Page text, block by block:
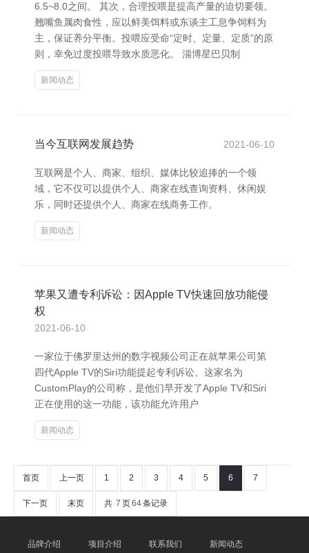
6.5~8.0之间。 其次，合理投喂是提高产量的迫切要领。
翘嘴鱼属肉食性，应以鲜美饵料或东谈主工息争饲料为
主，保证养分平衡。投喂应受命“定时、定量、定质”的原
则，幸免过度投喂导致水质恶化。 淄博星巴贝制
新闻动态
当今互联网发展趋势 2021-06-10
互联网是个人、商家、组织、媒体比较追捧的一个领
域，它不仅可以提供个人、商家在线查询资料、休闲娱
乐，同时还提供个人、商家在线商务工作。
新闻动态
苹果又遭专利诉讼：因Apple TV快速回放功能侵
权
2021-06-10
一家位于佛罗里达州的数字视频公司正在就苹果公司第
四代Apple TV的Siri功能提起专利诉讼。这家名为
CustomPlay的公司称，是他们早开发了Apple TV和Siri
正在使用的这一功能，该功能允许用户
新闻动态
首页 上一页 1 2 3 4 5 6 7
下一页 末页 共 7 页64条记录
品牌介绍 项目介绍 联系我们 新闻动态